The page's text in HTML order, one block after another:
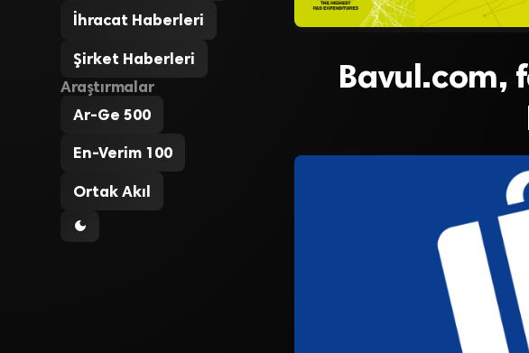
İhracat Haberleri
Şirket Haberleri
Araştırmalar
Ar-Ge 500
En-Verim 100
Ortak Akıl
Bavul.com,